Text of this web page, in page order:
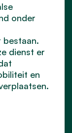
onder
bestaan.
dienst er
en